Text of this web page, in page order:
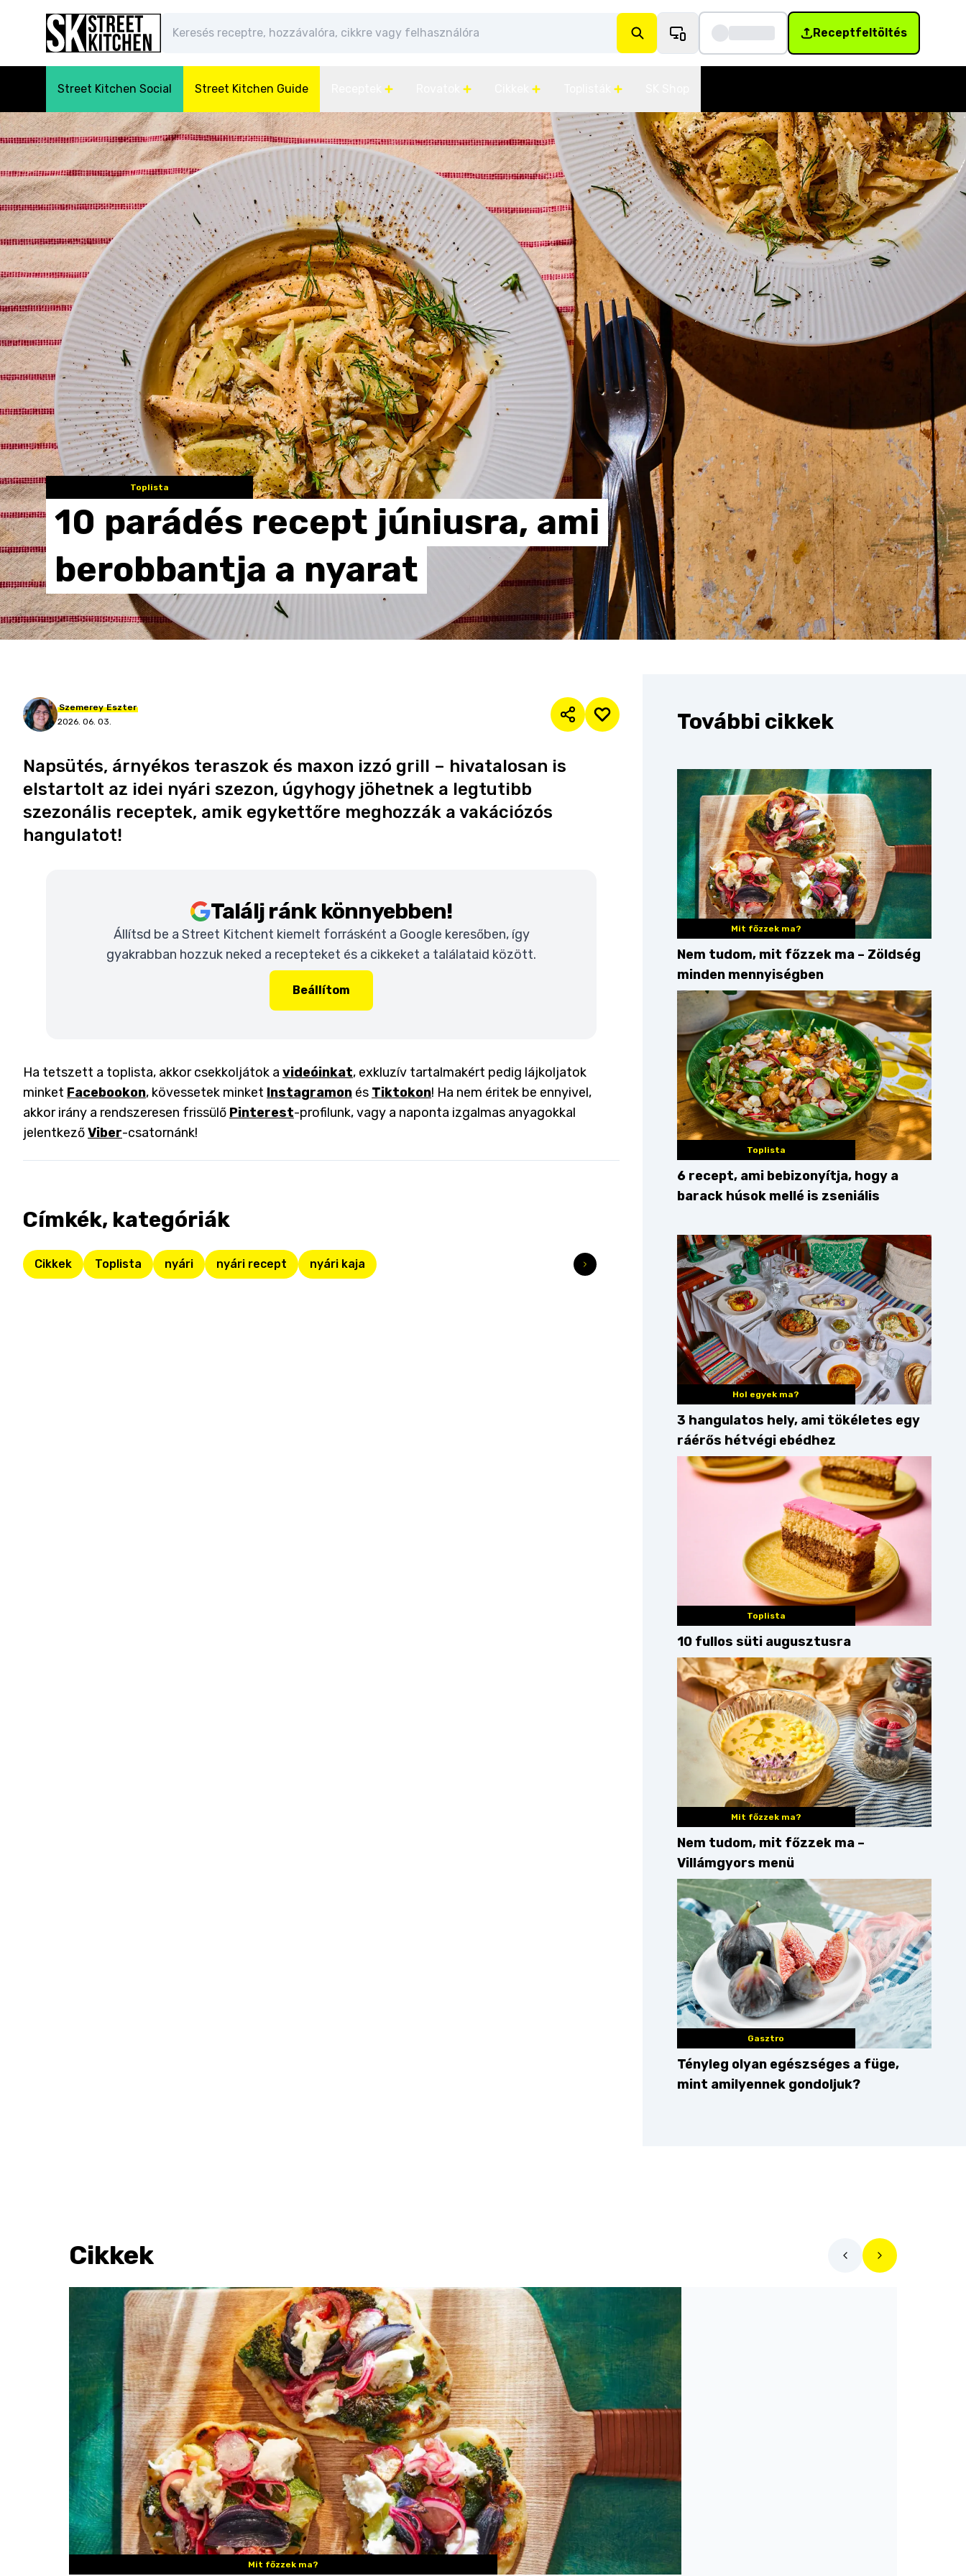
Receptfeltöltés
Street Kitchen Social Street Kitchen Guide
Toplista
10 parádés recept júniusra, ami
berobbantja a nyarat
Szemerey Eszter
2026. 06. 03.
Napsütés, árnyékos teraszok és maxon izzó grill – hivatalosan is
elstartolt az idei nyári szezon, úgyhogy jöhetnek a legtutibb
szezonális receptek, amik egykettőre meghozzák a vakációzós
hangulatot!
Találj ránk könnyebben!
Állítsd be a Street Kitchent kiemelt forrásként a Google keresőben, így
gyakrabban hozzuk neked a recepteket és a cikkeket a találataid között.
Beállítom
Ha tetszett a toplista, akkor csekkoljátok a videóinkat, exkluzív tartalmakért pedig lájkoljatok
minket Facebookon, kövessetek minket Instagramon és Tiktokon! Ha nem éritek be ennyivel,
akkor irány a rendszeresen frissülő Pinterest-profilunk, vagy a naponta izgalmas anyagokkal
jelentkezőViber-csatornánk!
Címkék, kategóriák
Cikkek Toplista nyári nyári recept nyári kaja
További cikkek
Mit főzzek ma?
Nem tudom, mit főzzek ma – Zöldség
minden mennyiségben
Toplista
6 recept, ami bebizonyítja, hogy a
barack húsok mellé is zseniális
Hol egyek ma?
3 hangulatos hely, ami tökéletes egy
ráérős hétvégi ebédhez
Toplista
10 fullos süti augusztusra
Mit főzzek ma?
Nem tudom, mit főzzek ma –
Villámgyors menü
Gasztro
Tényleg olyan egészséges a füge,
mint amilyennek gondoljuk?
Cikkek
Mit főzzek ma?